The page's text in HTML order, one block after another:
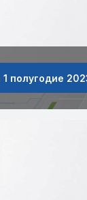
1 полугодие